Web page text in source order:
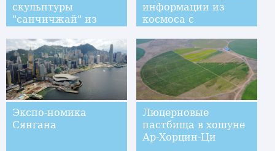
скульптуры
"санчичжай" из
информации из
космоса с
"запутанных"
фотонов
Экспо-номика
Сянгана
Люцерновые
пастбища в хошуне
Ар-Хорцин-Ци